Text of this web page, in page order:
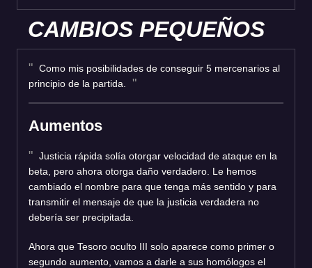
CAMBIOS PEQUEÑOS
Como mis posibilidades de conseguir 5 mercenarios al
principio de la partida.
Aumentos
Justicia rápida solía otorgar velocidad de ataque en la
beta, pero ahora otorga daño verdadero. Le hemos
cambiado el nombre para que tenga más sentido y para
transmitir el mensaje de que la justicia verdadera no
debería ser precipitada.
Ahora que Tesoro oculto III solo aparece como primer o
segundo aumento, vamos a darle a sus homólogos el